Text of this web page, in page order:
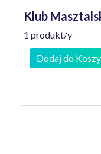
Klub
1 produkt/y
Dodaj do